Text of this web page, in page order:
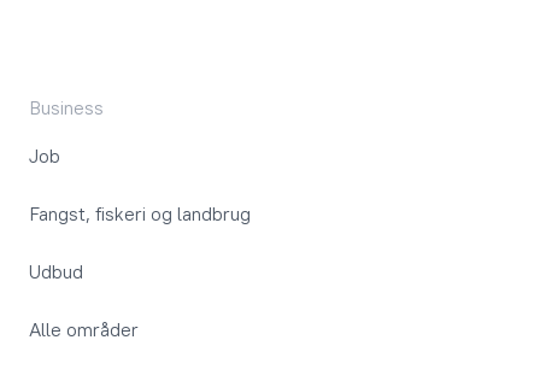
Business
Job
Fangst, fiskeri og landbrug
Udbud
Alle områder